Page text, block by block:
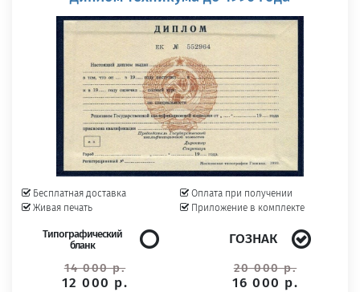
Бесплатная доставка
Живая печать
Оплата при получении
Приложение в комплекте
Типографический
бланк
14 000 р.
12 000 р.
ГОЗНАК
20 000 р.
16 000 р.